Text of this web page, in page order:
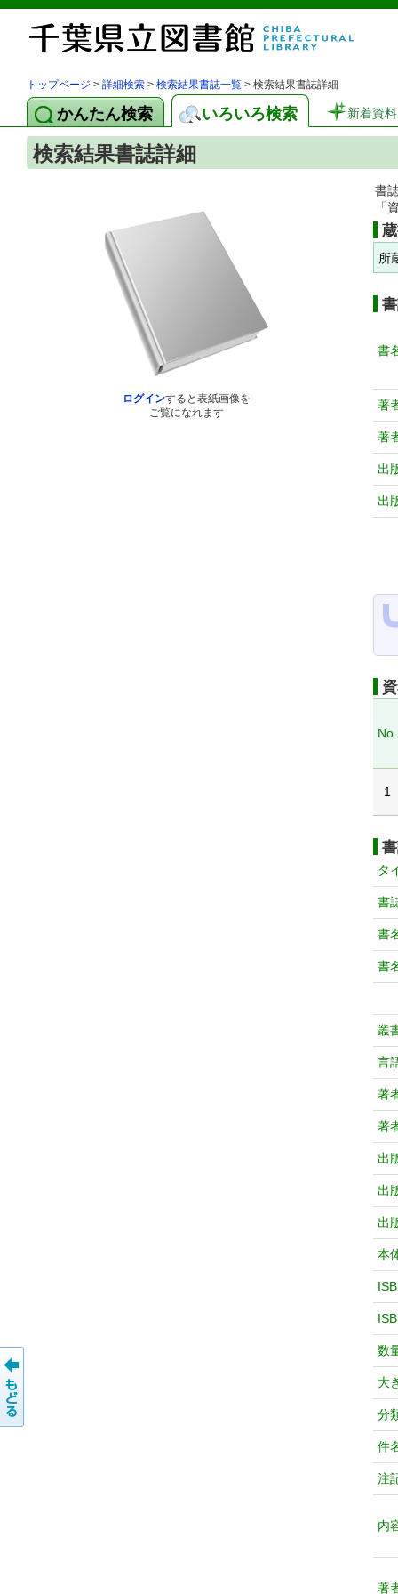
トップページ > 詳細検索 > 検索結果書誌一覧 > 検索結果書誌詳細
かんたん検索 いろいろ検索 新着資料
検索結果書誌詳細
ログインすると表紙画像を
ご覧になれます
書
「
所
書
著
著
出
出
No.
1
タ
書
書
書
叢
言
著
著
出
出
出
本
数
大
分
件
注
内
著